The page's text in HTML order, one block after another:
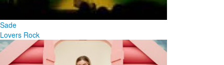
Sade
Lovers Rock